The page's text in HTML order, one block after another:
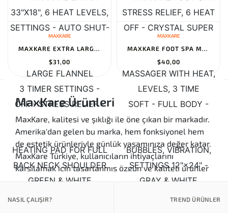
MAXKARE
MAXKARE EXTRA LARGE FLANNEL HEATING PAD FOR FULL BODY STRESS RELI...
$31,00
MAXKARE
MAXKARE FOOT SPA MASSAGER WITH HEAT, BUBBLES, VIBRATION, DIGITAL...
$40,00
MaxKare Ürünleri
MaxKare, kalitesi ve şıklığı ile öne çıkan bir markadır.
Amerika'dan gelen bu marka, hem fonksiyonel hem
de estetik ürünleriyle günlük yaşamınıza değer katar.
MaxKare Türkiye, kullanıcıların ihtiyaçlarını
karşılamak için tasarlanmış özgün ve kaliteli ürünler
sunmaktadır. MaxKare Amerika'dan gelen bu ürünler,
eden tasarımları ile dikkat çekmektedir.
NASIL ÇALIŞIR? TREND ÜRÜNLER